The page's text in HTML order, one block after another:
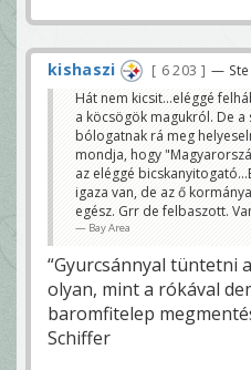
kishaszi 6 203 —
Hát nem kicsit...eléggé
a köcsögök magukról. De
bólogatnak rá meg
mondja, hogy
az eléggé
igaza van, de az ő
egész. Grr de felbaszott.
Bay Area
“Gyurcsánnyal tüntetni
olyan, mint a rókával
baromfitelep
Schiffer